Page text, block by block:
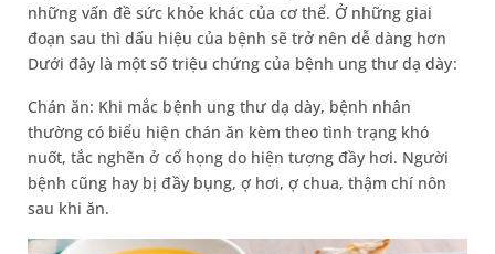
những vấn đề sức khỏe khác của cơ thể. Ở những giai
đoạn sau thì dấu hiệu của bệnh sẽ trở nên dễ dàng hơn
Dưới đây là một số triệu chứng của bệnh ung thư dạ dày:
Chán ăn: Khi mắc bệnh ung thư dạ dày, bệnh nhân
thường có biểu hiện chán ăn kèm theo tình trạng khó
nuốt, tắc nghẽn ở cổ họng do hiện tượng đầy hơi. Người
bệnh cũng hay bị đầy bụng, ợ hơi, ợ chua, thậm chí nôn
sau khi ăn.